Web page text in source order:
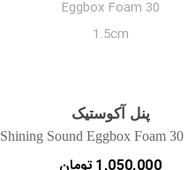
پنل آکوستیک
Shining Sound Eggbox Foam 30